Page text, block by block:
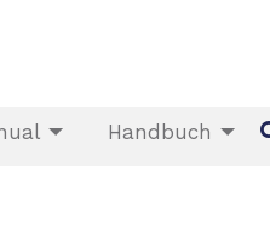
Handbuch